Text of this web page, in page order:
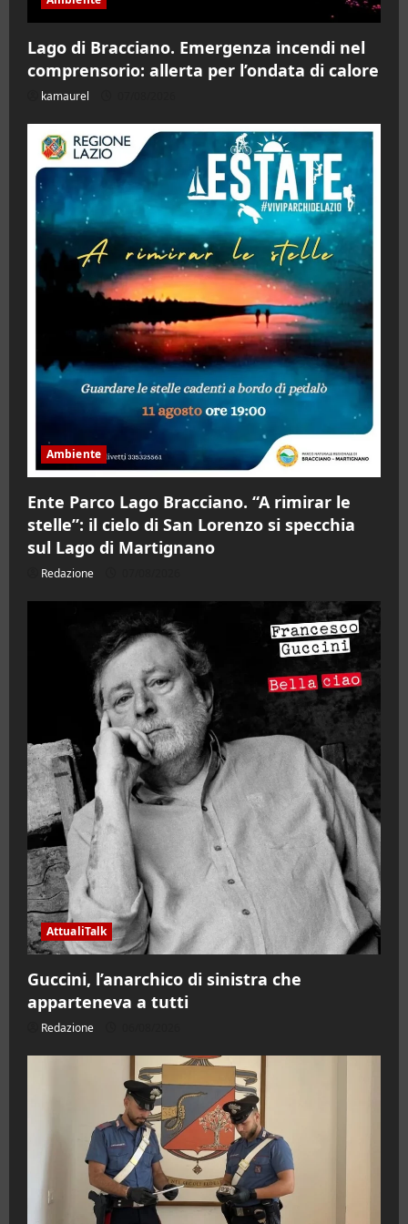
Lago di Bracciano. Emergenza incendi nel
comprensorio: allerta per l’ondata di calore
kamaurel
Ambiente
Ente Parco Lago Bracciano. “A rimirar le
stelle”: il cielo di San Lorenzo si specchia
sul Lago di Martignano
Redazione
AttualiTalk
Guccini, l’anarchico di sinistra che
apparteneva a tutti
Redazione